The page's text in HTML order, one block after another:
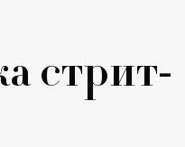
стрит-